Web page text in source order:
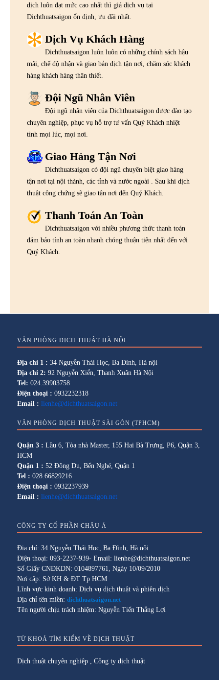
dịch luôn đạt mức cao nhất thì giá dịch vụ tại
Dichthuatsaigon ổn định, ưu đãi nhất.
Dịch Vụ Khách Hàng
Dichthuatsaigon luôn luôn có những chính sách hậu
mãi, chế độ nhận và giao bản dịch tận nơi, chăm sóc khách
hàng khách hàng thân thiết.
Đội Ngũ Nhân Viên
Đội ngũ nhân viên của Dichthuatsaigon được đào tạo
chuyên nghiệp, phục vụ hỗ trợ tư vấn Quý Khách nhiệt
tình mọi lúc, mọi nơi.
Giao Hàng Tận Nơi
Dichthuatsaigon có đội ngũ chuyên biệt giao hàng
tận nơi tại nội thành, các tỉnh và nước ngoài . Sau khi dịch
thuật công chứng sẽ giao tận nơi đến Quý Khách.
Thanh Toán An Toàn
Dichthuatsaigon với nhiều phương thức thanh toán
đảm bảo tính an toàn nhanh chóng thuận tiện nhất đến với
Quý Khách.
VĂN PHÒNG DỊCH THUẬT HÀ NỘI
Địa chỉ 1 : 34 Nguyễn Thái Học, Ba Đình, Hà nội
Địa chỉ 2: 92 Nguyễn Xiển, Thanh Xuân Hà Nội
Tel: 024.39903758
Điện thoại : 0932232318
Email : lienhe@dichthuatsaigon.net
VĂN PHÒNG DỊCH THUẬT SÀI GÒN (TPHCM)
Quận 3 : Lầu 6, Tòa nhà Master, 155 Hai Bà Trưng, P6, Quận 3,
HCM
Quận 1 : 52 Đông Du, Bến Nghé, Quận 1
Tel : 028.66829216
Điện thoại : 0932237939
Email : lienhe@dichthuatsaigon.net
CÔNG TY CỔ PHẦN CHÂU Á
Địa chỉ: 34 Nguyễn Thái Học, Ba Đình, Hà nội
Điện thoại: 093-2237-939- Email: lienhe@dichthuatsaigon.net
Số Giấy CNĐKDN: 0104897761, Ngày 10/09/2010
Nơi cấp: Sở KH & ĐT Tp HCM
Lĩnh vực kinh doanh: Dịch vụ dịch thuật và phiên dịch
Địa chỉ tên miền: dichthuatsaigon.net
Tên người chịu trách nhiệm: Nguyễn Tiến Thắng Lợi
TỪ KHOÁ TÌM KIẾM VỀ DỊCH THUẬT
Dịch thuật chuyên nghiệp , Công ty dịch thuật